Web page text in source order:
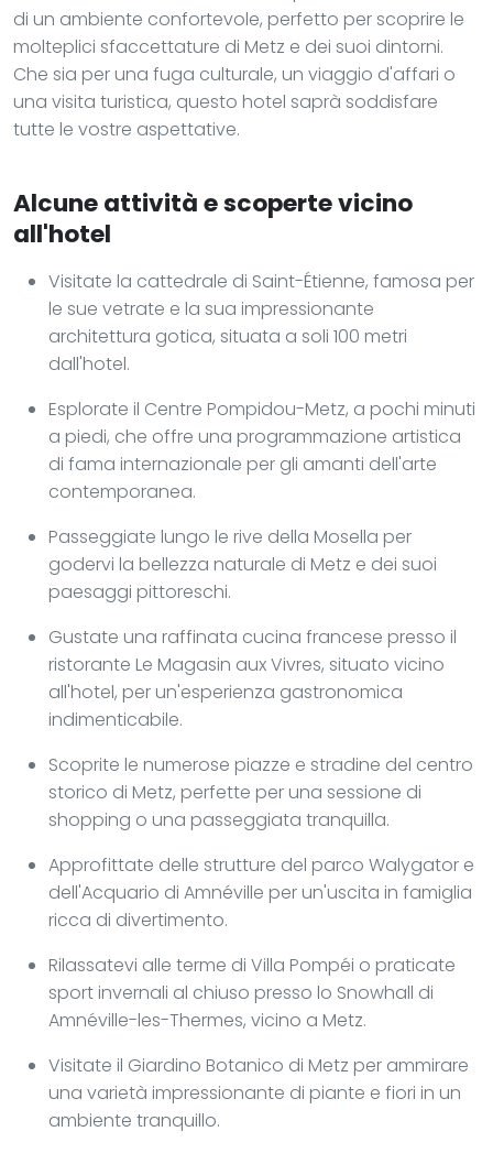
di un ambiente confortevole, perfetto per scoprire le
molteplici sfaccettature di Metz e dei suoi dintorni.
Che sia per una fuga culturale, un viaggio d'affari o
una visita turistica, questo hotel saprà soddisfare
tutte le vostre aspettative.
Alcune attività e scoperte vicino
all'hotel
Visitate la cattedrale di Saint-Étienne, famosa per
le sue vetrate e la sua impressionante
architettura gotica, situata a soli 100 metri
dall'hotel.
Esplorate il Centre Pompidou-Metz, a pochi minuti
a piedi, che offre una programmazione artistica
di fama internazionale per gli amanti dell'arte
contemporanea.
Passeggiate lungo le rive della Mosella per
godervi la bellezza naturale di Metz e dei suoi
paesaggi pittoreschi.
Gustate una raffinata cucina francese presso il
ristorante Le Magasin aux Vivres, situato vicino
all'hotel, per un'esperienza gastronomica
indimenticabile.
Scoprite le numerose piazze e stradine del centro
storico di Metz, perfette per una sessione di
shopping o una passeggiata tranquilla.
Approfittate delle strutture del parco Walygator e
dell'Acquario di Amnéville per un'uscita in famiglia
ricca di divertimento.
Rilassatevi alle terme di Villa Pompéi o praticate
sport invernali al chiuso presso lo Snowhall di
Amnéville-les-Thermes, vicino a Metz.
Visitate il Giardino Botanico di Metz per ammirare
una varietà impressionante di piante e fiori in un
ambiente tranquillo.